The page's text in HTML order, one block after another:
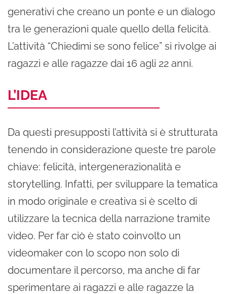
generativi che creano un ponte e un dialogo
tra le generazioni quale quello della felicità.
L’attività “Chiedimi se sono felice” si rivolge ai
ragazzi e alle ragazze dai 16 agli 22 anni.
L’IDEA
Da questi presupposti l’attività si è strutturata
tenendo in considerazione queste tre parole
chiave: felicità, intergenerazionalità e
storytelling. Infatti, per sviluppare la tematica
in modo originale e creativa si è scelto di
utilizzare la tecnica della narrazione tramite
video. Per far ciò è stato coinvolto un
videomaker con lo scopo non solo di
documentare il percorso, ma anche di far
sperimentare ai ragazzi e alle ragazze la